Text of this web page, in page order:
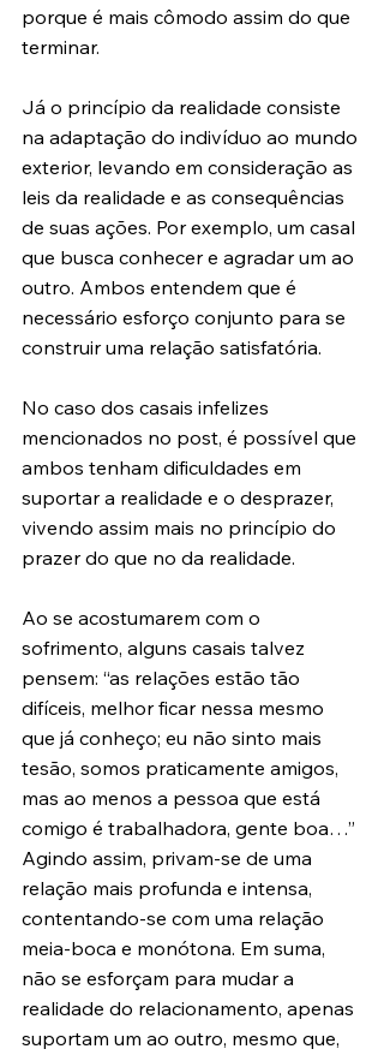
porque é mais cômodo assim do que
terminar.
Já o princípio da realidade consiste
na adaptação do indivíduo ao mundo
exterior, levando em consideração as
leis da realidade e as consequências
de suas ações. Por exemplo, um casal
que busca conhecer e agradar um ao
outro. Ambos entendem que é
necessário esforço conjunto para se
construir uma relação satisfatória.
No caso dos casais infelizes
mencionados no post, é possível que
ambos tenham dificuldades em
suportar a realidade e o desprazer,
vivendo assim mais no princípio do
prazer do que no da realidade.
Ao se acostumarem com o
sofrimento, alguns casais talvez
pensem: “as relações estão tão
difíceis, melhor ficar nessa mesmo
que já conheço; eu não sinto mais
tesão, somos praticamente amigos,
mas ao menos a pessoa que está
comigo é trabalhadora, gente boa…”
Agindo assim, privam-se de uma
relação mais profunda e intensa,
contentando-se com uma relação
meia-boca e monótona. Em suma,
não se esforçam para mudar a
realidade do relacionamento, apenas
suportam um ao outro, mesmo que,